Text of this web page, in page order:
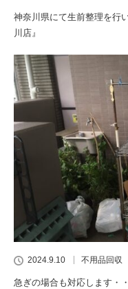
神奈川県にて生前整理を行
川店』
2024.9.10 不用品回収
急ぎの場合も対応します・